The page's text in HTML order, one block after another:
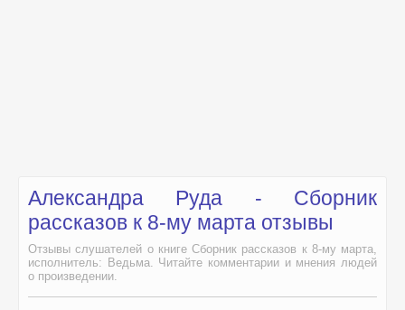
Александра Руда - Сборник
рассказов к 8-му марта отзывы
Отзывы слушателей о книге Сборник рассказов к 8-му марта,
исполнитель: Ведьма. Читайте комментарии и мнения людей
о произведении.